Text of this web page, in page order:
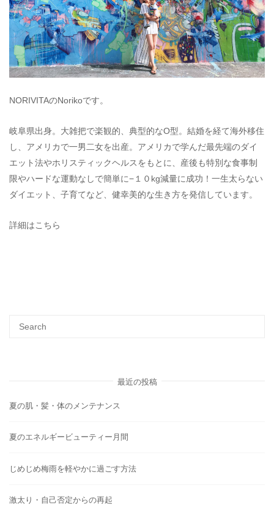
NORIVITAのNorikoです。
岐阜県出身。大雑把で楽観的、典型的なO型。結婚を経て海外移住
し、アメリカで一男二女を出産。アメリカで学んだ最先端のダイ
エット法やホリスティックヘルスをもとに、産後も特別な食事制
限やハードな運動なしで簡単に−１０kg減量に成功！一生太らない
ダイエット、子育てなど、健幸美的な生き方を発信しています。
詳細はこちら
最近の投稿
夏の肌・髪・体のメンテナンス
夏のエネルギービューティー月間
じめじめ梅雨を軽やかに過ごす方法
激太り・自己否定からの再起